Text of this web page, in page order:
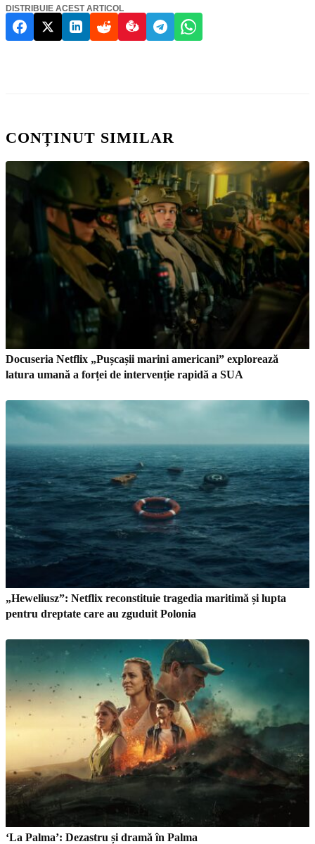
DISTRIBUIE ACEST ARTICOL
CONȚINUT SIMILAR
Docuseria Netflix „Pușcașii marini americani” explorează
latura umană a forței de intervenție rapidă a SUA
„Heweliusz”: Netflix reconstituie tragedia maritimă și lupta
pentru dreptate care au zguduit Polonia
‘La Palma’: Dezastru și dramă în Palma